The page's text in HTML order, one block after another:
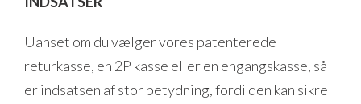
Uanset om du vælger vores patenterede
returkasse, en 2P kasse eller en engangskasse, så
er indsatsen af stor betydning, fordi den kan sikre